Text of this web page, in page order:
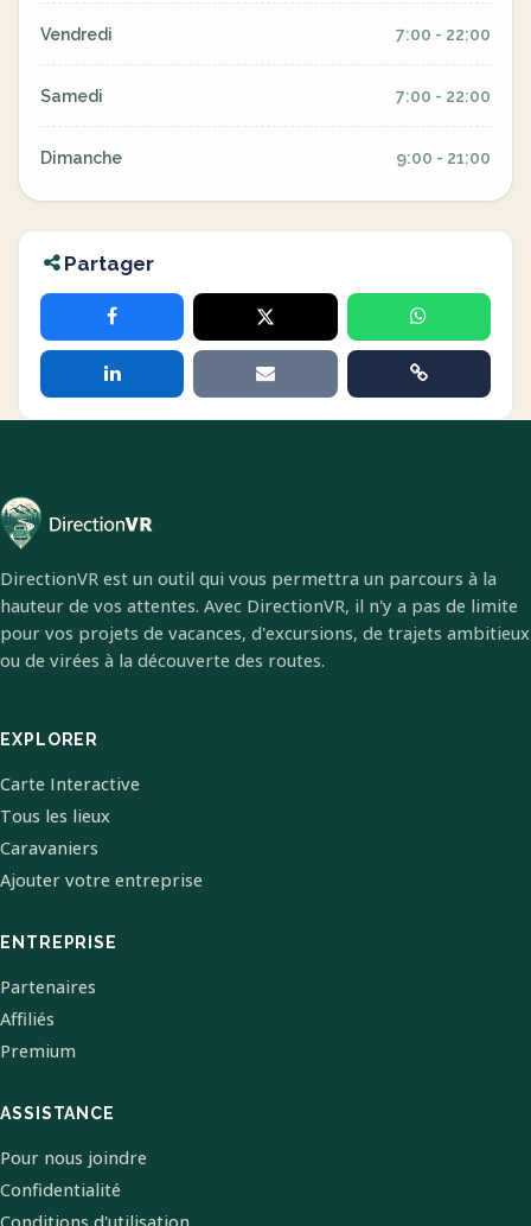
Vendredi 7:00 - 22:00
Samedi 7:00 - 22:00
Dimanche 9:00 - 21:00
Partager
DirectionVR est un outil qui vous permettra un parcours à la
hauteur de vos attentes. Avec DirectionVR, il n'y a pas de limite
pour vos projets de vacances, d'excursions, de trajets ambitieux
ou de virées à la découverte des routes.
EXPLORER
Carte Interactive
Tous les lieux
Caravaniers
Ajouter votre entreprise
ENTREPRISE
Partenaires
Affiliés
Premium
ASSISTANCE
Pour nous joindre
Confidentialité